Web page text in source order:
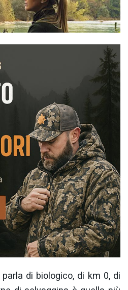
di biologico, di km 0, di